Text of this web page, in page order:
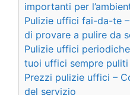
importanti per
Pulizie uffici fai-da-te
di provare a pulire da
Pulizie uffici
tuoi uffici sempre
Prezzi pulizie uffici –
del servizio